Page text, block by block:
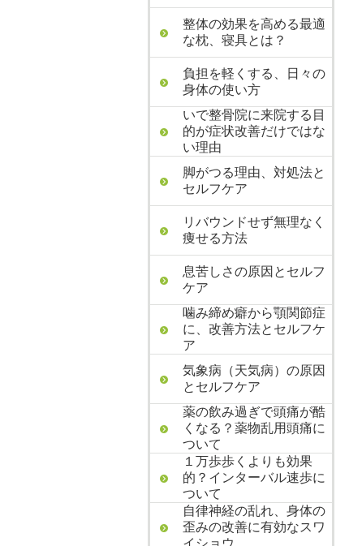
整体の効果を高める最適
な枕、寝具とは？
負担を軽くする、日々の
身体の使い方
いで整骨院に来院する目
的が症状改善だけではな
い理由
脚がつる理由、対処法と
セルフケア
リバウンドせず無理なく
痩せる方法
息苦しさの原因とセルフ
ケア
噛み締め癖から顎関節症
に、改善方法とセルフケ
ア
気象病（天気病）の原因
とセルフケア
薬の飲み過ぎで頭痛が酷
くなる？薬物乱用頭痛に
ついて
１万歩歩くよりも効果
的？インターバル速歩に
ついて
自律神経の乱れ、身体の
歪みの改善に有効なスワ
イショウ